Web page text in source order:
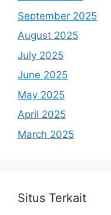
September 2025
August 2025
July 2025
June 2025
May 2025
April 2025
March 2025
Situs Terkait